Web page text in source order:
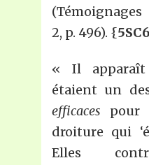
(Témoignages
2, p. 496). {
« Il apparaît
étaient un
efficaces pour
droiture qui
Elles